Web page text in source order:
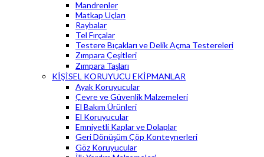
Mandrenler
Matkap Uçları
Raybalar
Tel Fırçalar
Testere Bıçakları ve Delik Açma Testereleri
Zımpara Çeşitleri
Zımpara Taşları
KİŞİSEL KORUYUCU EKİPMANLAR
Ayak Koruyucular
Çevre ve Güvenlik Malzemeleri
El Bakım Ürünleri
El Koruyucular
Emniyetli Kaplar ve Dolaplar
Geri Dönüşüm Çöp Konteynerleri
Göz Koruyucular